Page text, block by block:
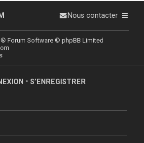
Nous contacter
® Forum Software © phpBB Limited
• S’ENREGISTRER